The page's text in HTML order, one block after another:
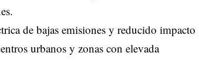
de bajas emisiones y reducido impacto
urbanos y zonas con elevada